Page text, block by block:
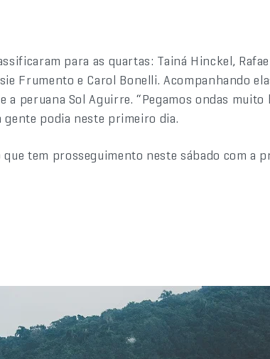
para as quartas: Tainá Hinckel,
Frumento e Carol Bonelli. Acompanhando
peruana Sol Aguirre. “Pegamos ondas muito
podia neste primeiro dia.
tem prosseguimento neste sábado com a